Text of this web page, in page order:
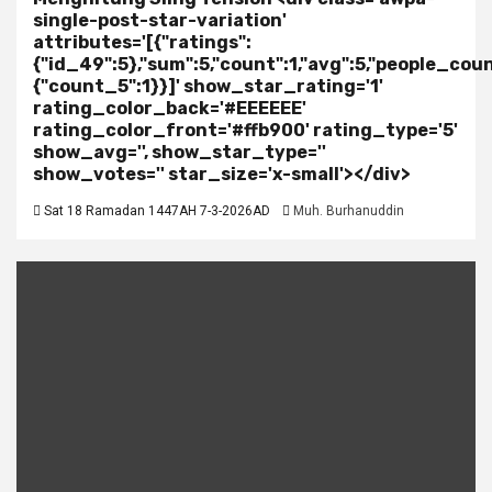
single-post-star-variation'
attributes='[{"ratings":
{"count_5":1}}]' show_star_rating='1'
rating_color_back='#EEEEEE'
rating_color_front='#ffb900' rating_type='5'
show_avg='', show_star_type=''
show_votes='' star_size='x-small'></div>
Sat 18 Ramadan 1447AH 7-3-2026AD Muh. Burhanuddin